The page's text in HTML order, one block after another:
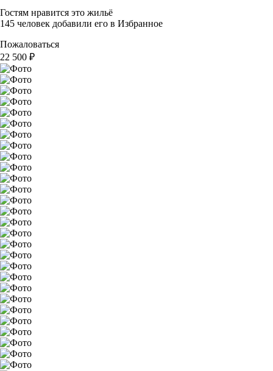
Гостям нравится это жильё
145 человек добавили его в Избранное
Пожаловаться
22 500 ₽